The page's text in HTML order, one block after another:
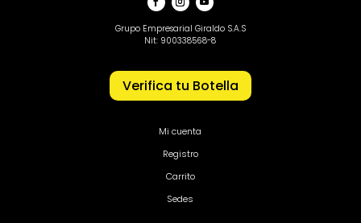
Grupo Empresarial Giraldo S.A.S
Nit: 900338568-8
Verifica tu Botella
Mi cuenta
Registro
Carrito
Sedes